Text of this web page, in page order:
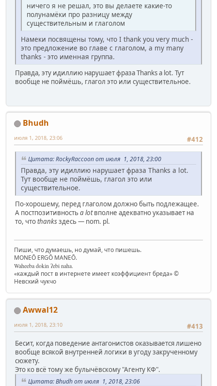
ничего я не решал, это вы делаете какие-то
полунамёки про разницу между
существительным и глаголом
Намеки посвящены тому, что I thank you very much -
это предложение во главе с глаголом, а my many
thanks - это именная группа.
Правда, эту идиллию нарушает фраза Thanks a lot. Тут
вообще не поймёшь, глагол это или существительное.
Bhudh
#412
июля 1, 2018, 23:06
Цитата: RockyRaccoon от июля 1, 2018, 23:00
Правда, эту идиллию нарушает фраза Thanks a lot.
Тут вообще не поймёшь, глагол это или
существительное.
По-хорошему, перед глаголом должно быть подлежащее.
А постпозитивностьa lotвполне адекватно указывает на
то, чтоthanksздесь — nom. pl.
Пиши, что думаешь, но думай, что пишешь.
MONEŌ ERGŌ MANEŌ.
Waheeba dokin ʔebi naha.
«каждый пост в интернете имеет коэффициент бреда» ©
Невский чукчо
Awwal12
#413
июля 1, 2018, 23:10
Бесит, когда поведение антагонистов оказывается лишено
вообще всякой внутренней логики в угоду закрученному
сюжету.
Это ко всё тому же булычёвскому "Агенту КФ".
Цитата: Bhudh от июля 1, 2018, 23:06